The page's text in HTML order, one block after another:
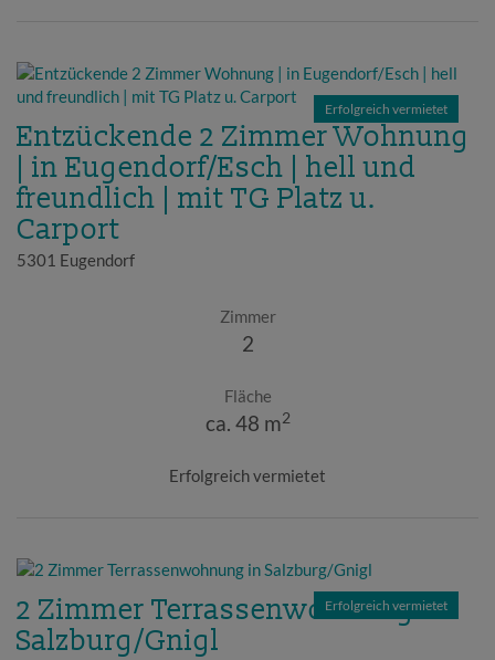
Erfolgreich vermietet
Entzückende 2 Zimmer Wohnung
| in Eugendorf/Esch | hell und
freundlich | mit TG Platz u.
Carport
5301 Eugendorf
Zimmer
2
Fläche
ca. 48 m2
Erfolgreich vermietet
Erfolgreich vermietet
2 Zimmer Terrassenwohnung in
Salzburg/Gnigl